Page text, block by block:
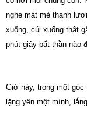
nghe mát mẻ thanh
xuống, cúi xuống thật
phút giây bất thần nào
Giờ này, trong một
lặng yên một mình,